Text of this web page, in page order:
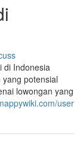
di Indonesia
potensial
lowongan yang
user